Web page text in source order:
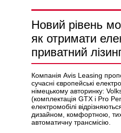
Новий рівень
як отримати
приватний
Компанія Avis Leasing
сучасні європейські
німецькому авторинку:
(комплектація GTX і Pro
електромобілі
дизайном, комфортною,
автоматичну трансмісію.